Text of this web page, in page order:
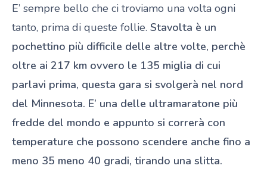
E’ sempre bello che ci troviamo una volta ogni
tanto, prima di queste follie. Stavolta è un
pochettino più difficile delle altre volte, perchè
oltre ai 217 km ovvero le 135 miglia di cui
parlavi prima, questa gara si svolgerà nel nord
del Minnesota. E’ una delle ultramaratone più
fredde del mondo e appunto si correrà con
temperature che possono scendere anche fino a
meno 35 meno 40 gradi, tirando una slitta.